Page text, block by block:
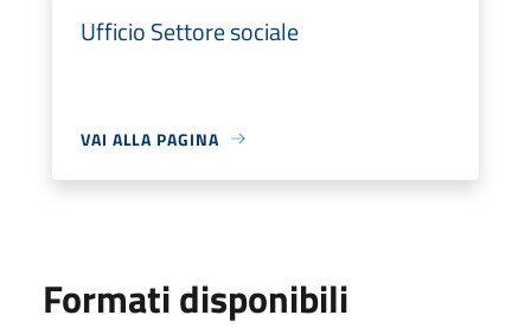
Ufficio Settore sociale
VAI ALLA PAGINA
Formati disponibili